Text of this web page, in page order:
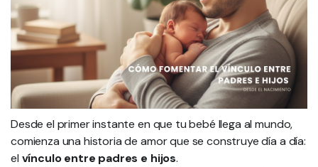
Desde el primer instante en que tu bebé llega al mundo,
comienza una historia de amor que se construye día a día:
el vínculo entre padres e hijos.